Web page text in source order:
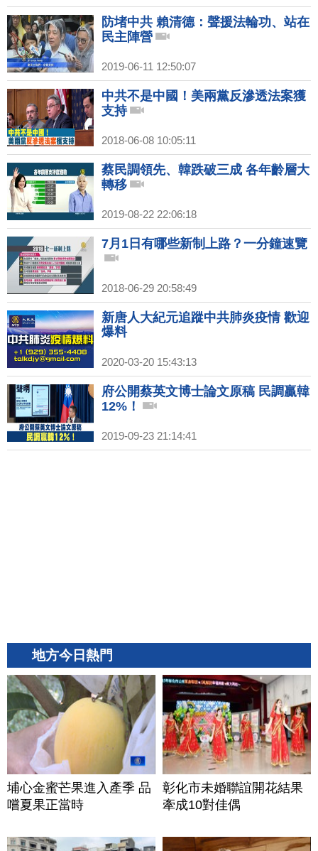
防堵中共 賴清德：聲援法輪功、站在
民主陣營
2019-06-11 12:50:07
中共不是中國！美兩黨反滲透法案獲
支持
2018-06-08 10:05:11
蔡民調領先、韓跌破三成 各年齡層大
轉移
2019-08-22 22:06:18
7月1日有哪些新制上路？一分鐘速覽
2018-06-29 20:58:49
新唐人大紀元追蹤中共肺炎疫情 歡迎
爆料
2020-03-20 15:43:13
府公開蔡英文博士論文原稿 民調贏韓
12%！
2019-09-23 21:14:41
地方今日熱門
埔心金蜜芒果進入產季 品
嚐夏果正當時
彰化市未婚聯誼開花結果
牽成10對佳偶